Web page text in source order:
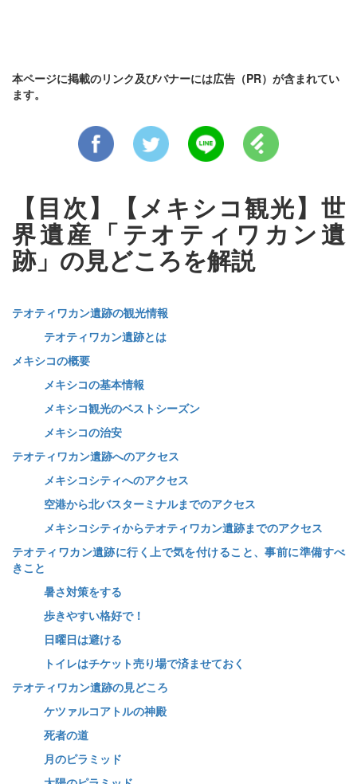
本ページに掲載のリンク及びバナーには広告（PR）が含まれてい
ます。
【目次】【メキシコ観光】世
界遺産「テオティワカン遺
跡」の見どころを解説
テオティワカン遺跡の観光情報
テオティワカン遺跡とは
メキシコの概要
メキシコの基本情報
メキシコ観光のベストシーズン
メキシコの治安
テオティワカン遺跡へのアクセス
メキシコシティへのアクセス
空港から北バスターミナルまでのアクセス
メキシコシティからテオティワカン遺跡までのアクセス
テオティワカン遺跡に行く上で気を付けること、事前に準備すべ
きこと
暑さ対策をする
歩きやすい格好で！
日曜日は避ける
トイレはチケット売り場で済ませておく
テオティワカン遺跡の見どころ
ケツァルコアトルの神殿
死者の道
月のピラミッド